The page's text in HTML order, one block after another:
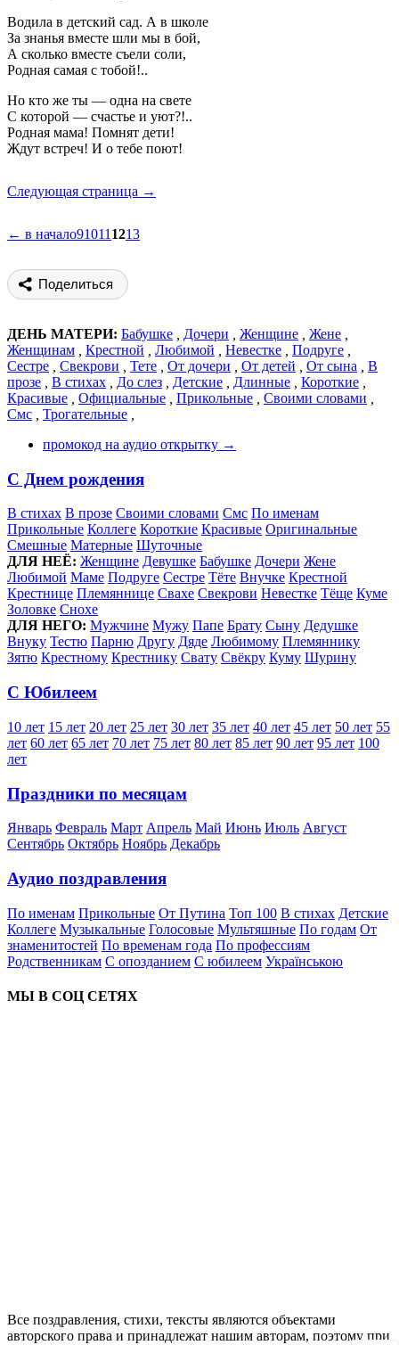
Водила в детский сад. А в школе
За знанья вместе шли мы в бой,
А сколько вместе съели соли,
Родная самая с тобой!..
Но кто же ты — одна на свете
С которой — счастье и уют?!..
Родная мама! Помнят дети!
Ждут встреч! И о тебе поют!
Следующая страница →
← в начало91011 1213
Поделиться
ДЕНЬ МАТЕРИ: Бабушке Дочери Женщине Жене
Женщинам
Крестной Любимой Невестке Подруге
Сестре
Свекрови Тете От дочери От детей От сына
В
прозе
В стихах До слез Детские Длинные Короткие
Красивые
Официальные Прикольные Своими словами
Смс
Трогательные
промокод на аудио открытку →
С Днем рождения
В стихах В прозе Своими словами Смс По именам
Прикольные Коллеге Короткие Красивые Оригинальные
Смешные Матерные Шуточные
ДЛЯ НЕЁ: Женщине Девушке Бабушке Дочери Жене
Любимой Маме Подруге Сестре Тёте Внучке Крестной
Крестнице Племяннице Свахе Свекрови Невестке Тёще Куме
Золовке Снохе
ДЛЯ НЕГО: Мужчине Мужу Папе Брату Сыну Дедушке
Внуку Тестю Парню Другу Дяде Любимому Племяннику
Зятю Крестному Крестнику Свату Свёкру Куму Шурину
С Юбилеем
10 лет 15 лет 20 лет 25 лет 30 лет 35 лет 40 лет 45 лет 50 лет 55
лет 60 лет 65 лет 70 лет 75 лет 80 лет 85 лет 90 лет 95 лет 100
лет
Праздники по месяцам
Январь Февраль Март Апрель Май Июнь Июль Август
Сентябрь Октябрь Ноябрь Декабрь
Аудио поздравления
По именам Прикольные От Путина Топ 100 В стихах Детские
Коллеге Музыкальные Голосовые Мультяшные По годам От
знаменитостей По временам года По профессиям
Родственникам С опозданием С юбилеем Українською
МЫ В СОЦ СЕТЯХ
Все поздравления, стихи, тексты являются объектами
авторского права и принадлежат нашим авторам, поэтому при